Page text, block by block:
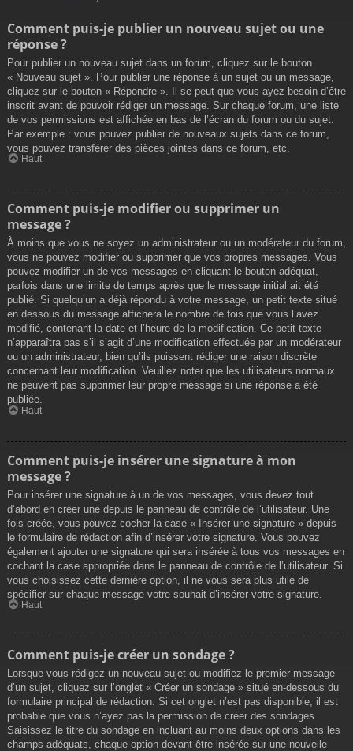
Comment puis-je publier un nouveau sujet ou une
réponse ?
Pour publier un nouveau sujet dans un forum, cliquez sur le bouton
« Nouveau sujet ». Pour publier une réponse à un sujet ou un message,
cliquez sur le bouton « Répondre ». Il se peut que vous ayez besoin d’être
inscrit avant de pouvoir rédiger un message. Sur chaque forum, une liste
de vos permissions est affichée en bas de l’écran du forum ou du sujet.
Par exemple : vous pouvez publier de nouveaux sujets dans ce forum,
vous pouvez transférer des pièces jointes dans ce forum, etc.
Haut
Comment puis-je modifier ou supprimer un
message ?
À moins que vous ne soyez un administrateur ou un modérateur du forum,
vous ne pouvez modifier ou supprimer que vos propres messages. Vous
pouvez modifier un de vos messages en cliquant le bouton adéquat,
parfois dans une limite de temps après que le message initial ait été
publié. Si quelqu’un a déjà répondu à votre message, un petit texte situé
en dessous du message affichera le nombre de fois que vous l’avez
modifié, contenant la date et l’heure de la modification. Ce petit texte
n’apparaîtra pas s’il s’agit d’une modification effectuée par un modérateur
ou un administrateur, bien qu’ils puissent rédiger une raison discrète
concernant leur modification. Veuillez noter que les utilisateurs normaux
ne peuvent pas supprimer leur propre message si une réponse a été
publiée.
Haut
Comment puis-je insérer une signature à mon
message ?
Pour insérer une signature à un de vos messages, vous devez tout
d’abord en créer une depuis le panneau de contrôle de l’utilisateur. Une
fois créée, vous pouvez cocher la case « Insérer une signature » depuis
le formulaire de rédaction afin d’insérer votre signature. Vous pouvez
également ajouter une signature qui sera insérée à tous vos messages en
cochant la case appropriée dans le panneau de contrôle de l’utilisateur. Si
vous choisissez cette dernière option, il ne vous sera plus utile de
spécifier sur chaque message votre souhait d’insérer votre signature.
Haut
Comment puis-je créer un sondage ?
Lorsque vous rédigez un nouveau sujet ou modifiez le premier message
d’un sujet, cliquez sur l’onglet « Créer un sondage » situé en-dessous du
formulaire principal de rédaction. Si cet onglet n’est pas disponible, il est
probable que vous n’ayez pas la permission de créer des sondages.
Saisissez le titre du sondage en incluant au moins deux options dans les
champs adéquats, chaque option devant être insérée sur une nouvelle